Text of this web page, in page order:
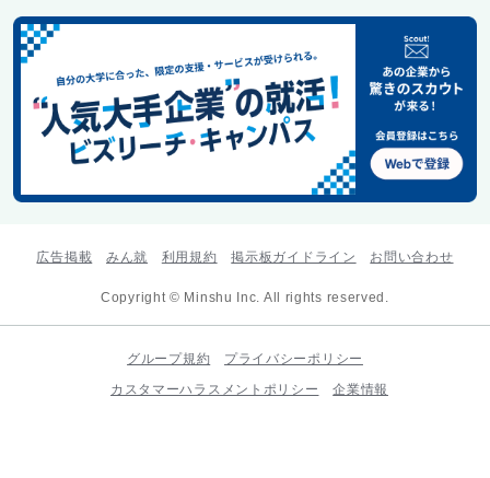
広告掲載 みん就 利用規約 掲示板ガイドライン お問い合わせ
Copyright © Minshu Inc. All rights reserved.
グループ規約
プライバシーポリシー
カスタマーハラスメントポリシー
企業情報